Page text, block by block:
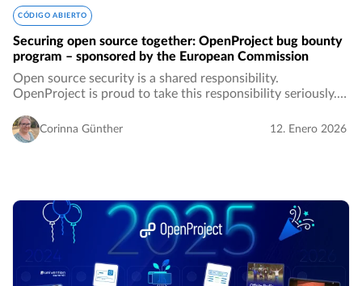
CÓDIGO ABIERTO
Securing open source together: OpenProject bug bounty
program – sponsored by the European Commission
Open source security is a shared responsibility.
OpenProject is proud to take this responsibility seriously.
Commission, we at OpenProject have partnered…
Corinna Günther 12. Enero 2026